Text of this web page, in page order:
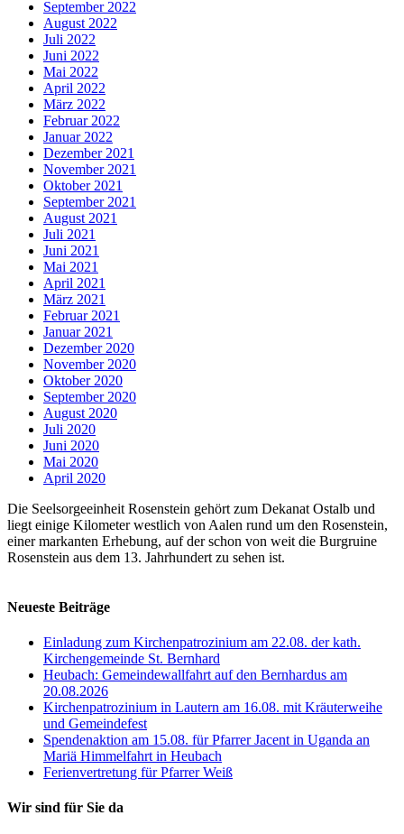
September 2022
August 2022
Juli 2022
Juni 2022
Mai 2022
April 2022
März 2022
Februar 2022
Januar 2022
Dezember 2021
November 2021
Oktober 2021
September 2021
August 2021
Juli 2021
Juni 2021
Mai 2021
April 2021
März 2021
Februar 2021
Januar 2021
Dezember 2020
November 2020
Oktober 2020
September 2020
August 2020
Juli 2020
Juni 2020
Mai 2020
April 2020
Die Seelsorgeeinheit Rosenstein gehört zum Dekanat Ostalb und
liegt einige Kilometer westlich von Aalen rund um den Rosenstein,
einer markanten Erhebung, auf der schon von weit die Burgruine
Rosenstein aus dem 13. Jahrhundert zu sehen ist.
Neueste Beiträge
Einladung zum Kirchenpatrozinium am 22.08. der kath.
Kirchengemeinde St. Bernhard
Heubach: Gemeindewallfahrt auf den Bernhardus am
20.08.2026
Kirchenpatrozinium in Lautern am 16.08. mit Kräuterweihe
und Gemeindefest
Spendenaktion am 15.08. für Pfarrer Jacent in Uganda an
Mariä Himmelfahrt in Heubach
Ferienvertretung für Pfarrer Weiß
Wir sind für Sie da